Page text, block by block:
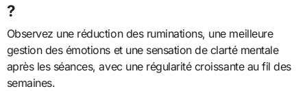
?
Observez une réduction des ruminations, une meilleure
gestion des émotions et une sensation de clarté mentale
après les séances, avec une régularité croissante au fil des
semaines.